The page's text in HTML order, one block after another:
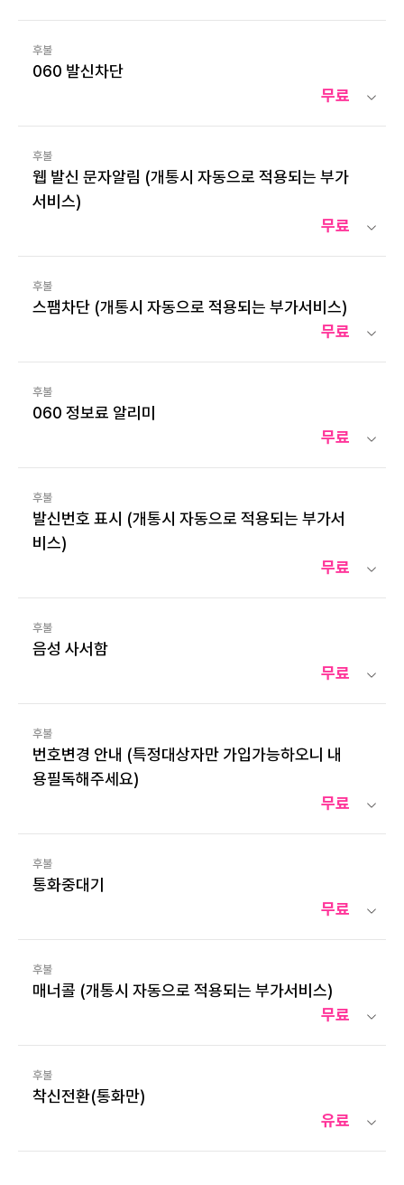
후불
060 발신차단
무료
후불
웹 발신 문자알림 (개통시 자동으로 적용되는 부가
서비스)
무료
후불
스팸차단 (개통시 자동으로 적용되는 부가서비스)
무료
후불
060 정보료 알리미
무료
후불
발신번호 표시 (개통시 자동으로 적용되는 부가서
비스)
무료
후불
음성 사서함
무료
후불
번호변경 안내 (특정대상자만 가입가능하오니 내
용필독해주세요)
무료
후불
통화중대기
무료
후불
매너콜 (개통시 자동으로 적용되는 부가서비스)
무료
후불
착신전환(통화만)
유료